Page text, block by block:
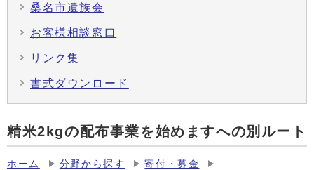
桑名市遺族会
お客様相談窓口
リンク集
書式ダウンロード
精米2kgの配布事業を始めますへの別ルート
ホーム 分野から探す
寄付・募金